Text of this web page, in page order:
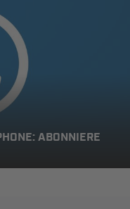
ABONNIERE